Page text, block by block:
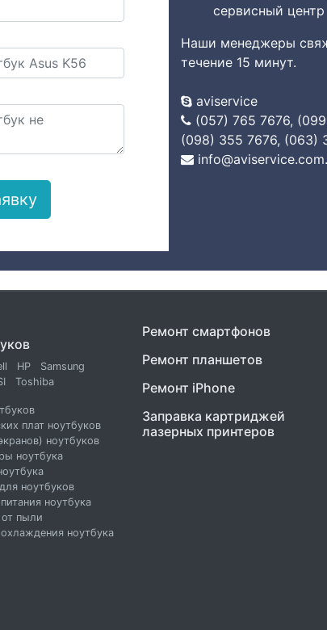
сервисный центр
Наши менеджеры
течение 15 минут.
aviservice
(057) 765 7676,
(098) 355 7676, (063)
HP
Samsung
Toshiba
плат ноутбуков
ноутбуков
ноутбука
ноутбуков
ноутбука
от пыли
ноутбука
Ремонт смартфонов
Ремонт планшетов
Ремонт iPhone
Заправка картриджей
лазерных принтеров